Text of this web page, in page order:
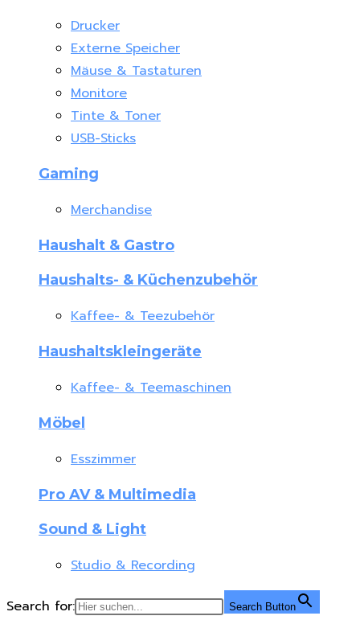
Drucker
Externe Speicher
Mäuse & Tastaturen
Monitore
Tinte & Toner
USB-Sticks
Gaming
Merchandise
Haushalt & Gastro
Haushalts- & Küchenzubehör
Kaffee- & Teezubehör
Haushaltskleingeräte
Kaffee- & Teemaschinen
Möbel
Esszimmer
Pro AV & Multimedia
Sound & Light
Studio & Recording
Search for: Search Button